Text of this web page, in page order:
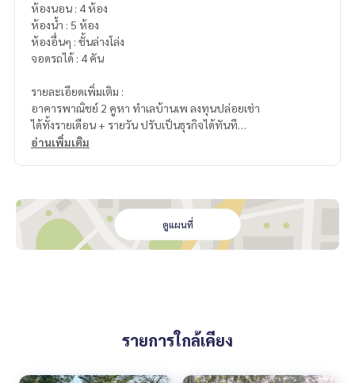
ห้องนอน : 4 ห้อง
ห้องน้ำ : 5 ห้อง
ห้องอื่นๆ : ชั้นล่างโล่ง
จอดรถได้ : 4 คัน
รายละเอียดเพิ่มเติม :
อาคารพาณิชย์ 2 คูหา ทำเลบ้านเพ ลงทุนปล่อยเช่า
ได้ทั้งรายเดือน + รายวัน ปรับเป็นธุรกิจได้ทันที
เพียง 5.5 ล้าน ทำเลใกล้ท่าเรือ โอกาสสร้างรายได้
4 ห้องนอน (มีห้องน้ำในตัวทุกห้อง)
รวม 5 ห้องน้ำ
ชั้นล่างพื้นที่โล่งกว้าง
ทำเลท่องเที่ยว คนพลุกพล่าน เหมาะลงทุนระยะยาว
ทำเลใกล้เคียง
อ่านเพิ่มเติม
ดูแผนที่
รายการใกล้เคียง